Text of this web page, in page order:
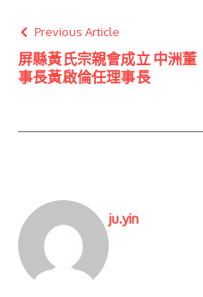
Previous Article
屏縣黃氏宗親會成立 中洲董
事長黃啟倫任理事長
ju.yin